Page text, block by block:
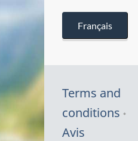
Français
Terms and
conditions
Avis